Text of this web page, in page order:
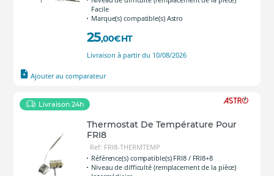
Facile
Marque(s) compatible(s) Astro
25,00€HT
Livraison à partir du 10/08/2026
Ajouter au comparateur
Livraison 24h
Thermostat De Température Pour
FRI8
Ref: FRI8-THERMTEMP
Référence(s) compatible(s) FRI8 / FRI8+8
Niveau de difficulté (remplacement de la pièce)